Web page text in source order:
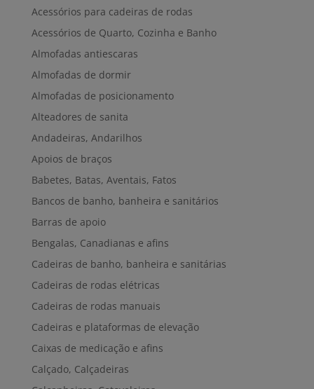
Acessórios para cadeiras de rodas
Acessórios de Quarto, Cozinha e Banho
Almofadas antiescaras
Almofadas de dormir
Almofadas de posicionamento
Alteadores de sanita
Andadeiras, Andarilhos
Apoios de braços
Babetes, Batas, Aventais, Fatos
Bancos de banho, banheira e sanitários
Barras de apoio
Bengalas, Canadianas e afins
Cadeiras de banho, banheira e sanitárias
Cadeiras de rodas elétricas
Cadeiras de rodas manuais
Cadeiras e plataformas de elevação
Caixas de medicação e afins
Calçado, Calçadeiras